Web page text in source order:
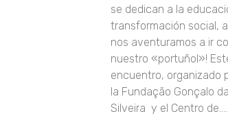
se dedican a la
transformación social,
nos aventuramos a ir
nuestro «portuñol»!
encuentro, organizado
la Fundação Gonçalo da
Silveira y el Centro de......